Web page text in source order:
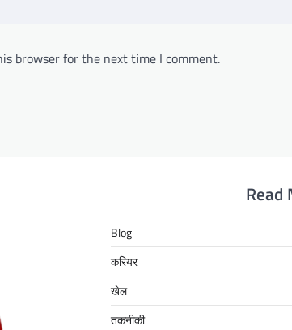
browser for the next time I comment.
Read
Blog
करियर
खेल
तकनीकी